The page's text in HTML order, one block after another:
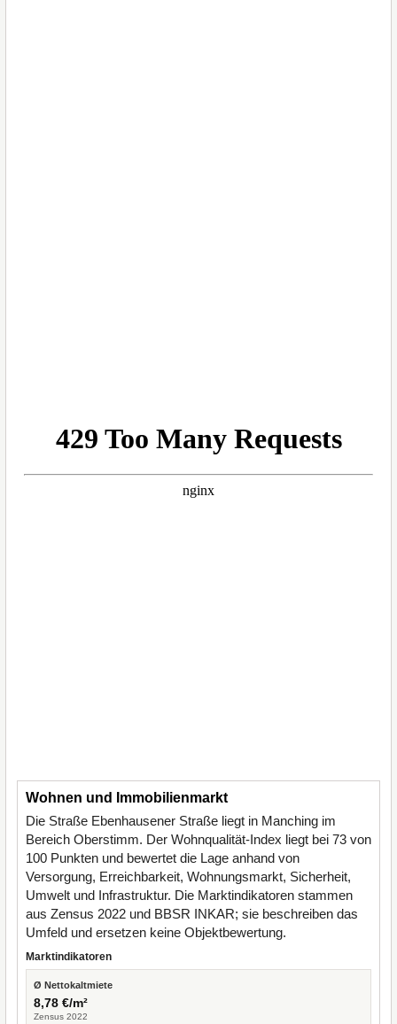
Wohnen und Immobilienmarkt
Die Straße Ebenhausener Straße liegt in Manching im
Bereich Oberstimm. Der Wohnqualität-Index liegt bei 73 von
100 Punkten und bewertet die Lage anhand von
Versorgung, Erreichbarkeit, Wohnungsmarkt, Sicherheit,
Umwelt und Infrastruktur. Die Marktindikatoren stammen
aus Zensus 2022 und BBSR INKAR; sie beschreiben das
Umfeld und ersetzen keine Objektbewertung.
Marktindikatoren
Ø Nettokaltmiete
8,78 €/m²
Zensus 2022